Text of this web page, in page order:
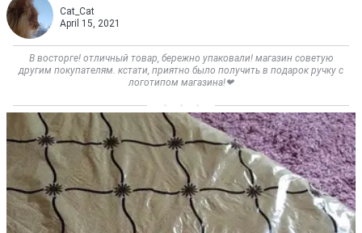
Cat_Cat
April 15, 2021
В восторге! отличный товар, бережно упаковали! магазин советую
другим покупателям. кстати, приятно было получить в подарок ручку с
логотипом магазина!❤    